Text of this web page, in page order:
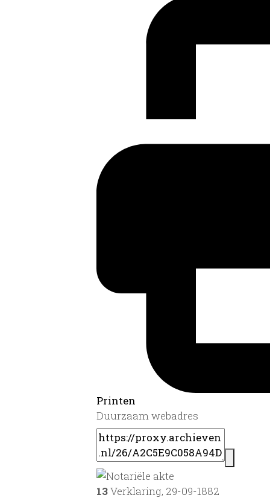
Printen
Duurzaam webadres
13Verklaring, 29-09-1882